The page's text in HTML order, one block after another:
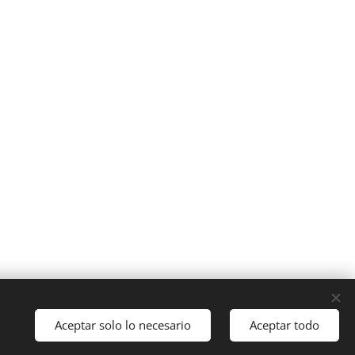
Idiomas
Aceptar solo lo necesario Aceptar todo